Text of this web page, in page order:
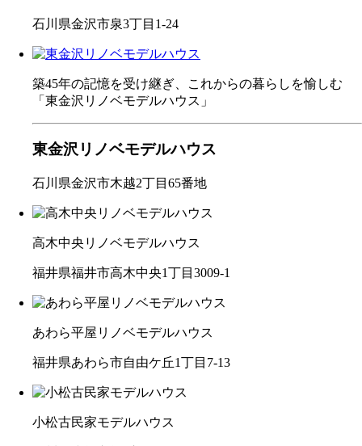
石川県金沢市泉3丁目1-24
築45年の記憶を受け継ぎ、これからの暮らしを愉しむ
「東金沢リノベモデルハウス」
東金沢リノベモデルハウス
石川県金沢市木越2丁目65番地
高木中央リノベモデルハウス
福井県福井市高木中央1丁目3009-1
あわら平屋リノベモデルハウス
福井県あわら市自由ケ丘1丁目7-13
小松古民家モデルハウス